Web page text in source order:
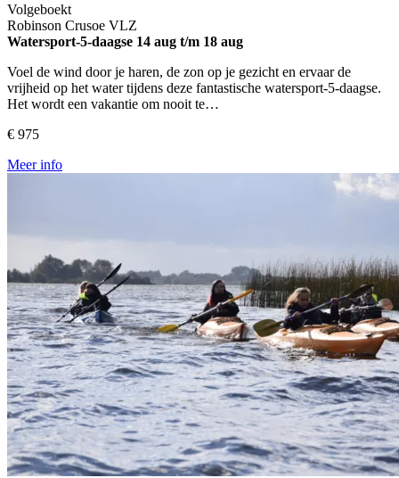
Volgeboekt
Robinson Crusoe VLZ
Watersport-5-daagse 14 aug t/m 18 aug
Voel de wind door je haren, de zon op je gezicht en ervaar de
vrijheid op het water tijdens deze fantastische watersport-5-daagse.
Het wordt een vakantie om nooit te…
€ 975
Meer info